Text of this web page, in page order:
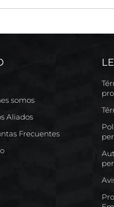
somos
Aliados
Frecuentes